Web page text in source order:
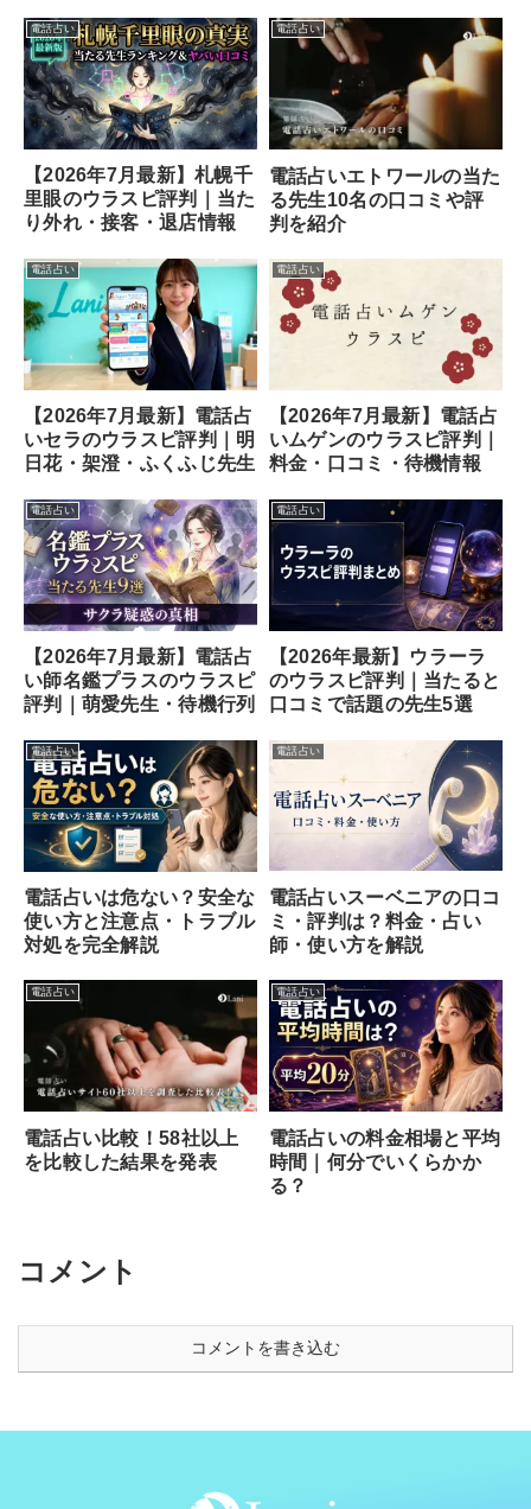
電話占い
【2026年7月最新】札幌千
里眼のウラスピ評判｜当た
り外れ・接客・退店情報
電話占い
電話占いエトワールの当た
る先生10名の口コミや評
判を紹介
電話占い
【2026年7月最新】電話占
いセラのウラスピ評判｜明
日花・架澄・ふくふじ先生
電話占い
【2026年7月最新】電話占
いムゲンのウラスピ評判｜
料金・口コミ・待機情報
電話占い
【2026年7月最新】電話占
い師名鑑プラスのウラスピ
評判｜萌愛先生・待機行列
電話占い
【2026年最新】ウラーラ
のウラスピ評判｜当たると
口コミで話題の先生5選
電話占い
電話占いは危ない？安全な
使い方と注意点・トラブル
対処を完全解説
電話占い
電話占いスーベニアの口コ
ミ・評判は？料金・占い
師・使い方を解説
電話占い
電話占い比較！58社以上
を比較した結果を発表
電話占い
電話占いの料金相場と平均
時間｜何分でいくらかか
る？
コメント
コメントを書き込む